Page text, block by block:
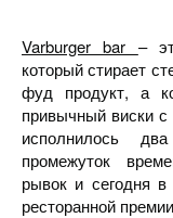
Varburger bar –
который стирает
фуд продукт, а
привычный виски с
исполнилось
промежуток
рывок и сегодня
ресторанной